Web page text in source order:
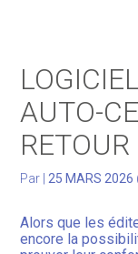
Gérer votre
Facturation
AUTO-
RETOUR
Par 25 MARS 2026
Alors que les
encore la